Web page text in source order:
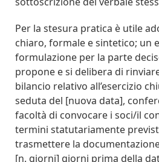
Per la stesura pratica è utile
chiaro, formale e sintetico; un
formulazione per la parte
propone e si delibera di
bilancio relativo all’esercizio
seduta del [nuova data],
facoltà di convocare i soci/il
termini statutariamente
trasmettere la
[n. giorni] giorni prima della